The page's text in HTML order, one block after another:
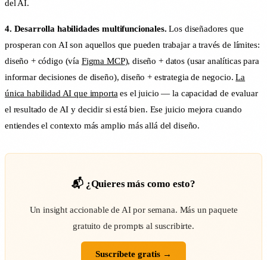
del AI.
4. Desarrolla habilidades multifuncionales. Los diseñadores que
prosperan con AI son aquellos que pueden trabajar a través de límites:
diseño + código (vía Figma MCP), diseño + datos (usar analíticas para
informar decisiones de diseño), diseño + estrategia de negocio.La
única habilidad AI que importa es el juicio — la capacidad de evaluar
el resultado de AI y decidir si está bien. Ese juicio mejora cuando
entiendes el contexto más amplio más allá del diseño.
📬 ¿Quieres más como esto?
Un insight accionable de AI por semana. Más un paquete
gratuito de prompts al suscribirte.
Suscríbete gratis →